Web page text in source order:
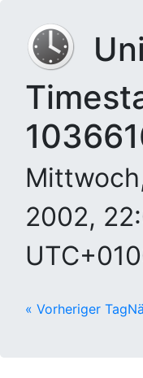
2002,
« Vorheriger Tag